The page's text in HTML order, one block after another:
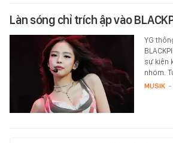
Làn sóng chỉ trích ập vào
YG
sự kiện
nhóm.
MUSIK -